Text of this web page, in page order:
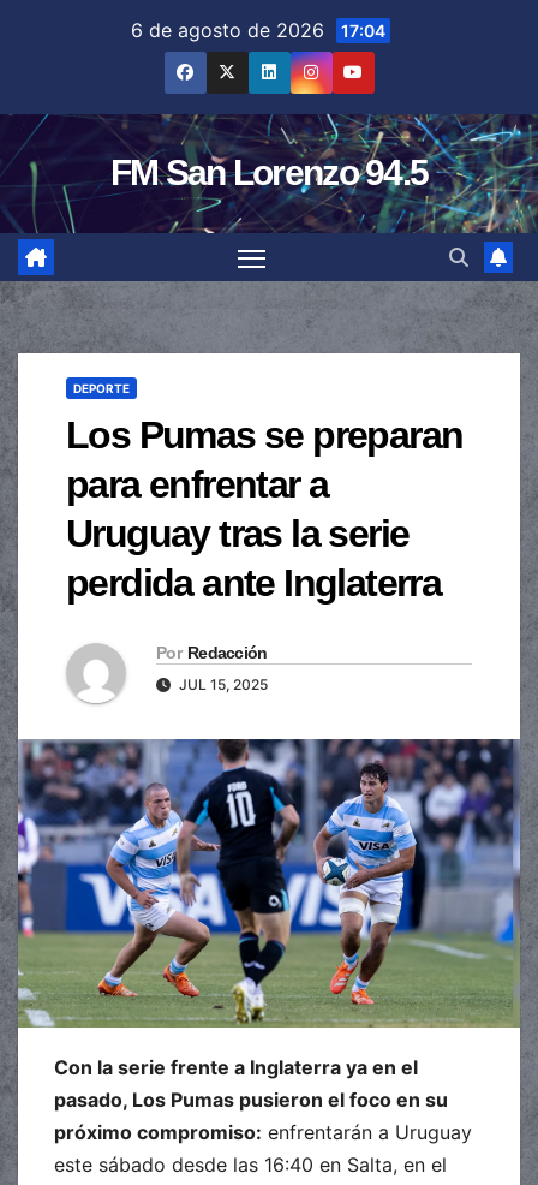
6 de agosto de 2026 17:04
FM San Lorenzo 94.5
DEPORTE
Los Pumas se preparan
para enfrentar a
Uruguay tras la serie
perdida ante Inglaterra
Por Redacción
JUL 15, 2025
Con la serie frente a Inglaterra ya en el
pasado, Los Pumas pusieron el foco en su
próximo compromiso: enfrentarán a Uruguay
este sábado desde las 16:40 en Salta, en el